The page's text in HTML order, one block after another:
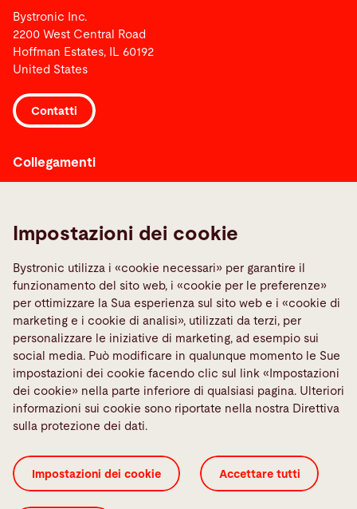
Bystronic Inc.
2200 West Central Road
Hoffman Estates, IL 60192
United States
Contatti
Collegamenti
Contatta il service
Media Center
TeamViewer
Social Media
Certificati ISO GTC 3rd parties GTC
Impostazioni dei cookie Informativa sulla privacy
Impostazioni dei cookie
Bystronic utilizza i «cookie necessari» per garantire il
funzionamento del sito web, i «cookie per le preferenze»
per ottimizzare la Sua esperienza sul sito web e i «cookie di
marketing e i cookie di analisi», utilizzati da terzi, per
personalizzare le iniziative di marketing, ad esempio sui
social media. Può modificare in qualunque momento le Sue
impostazioni dei cookie facendo clic sul link «Impostazioni
dei cookie» nella parte inferiore di qualsiasi pagina. Ulteriori
informazioni sui cookie sono riportate nella nostra Direttiva
sulla protezione dei dati.
Impostazioni dei cookie Accettare tutti